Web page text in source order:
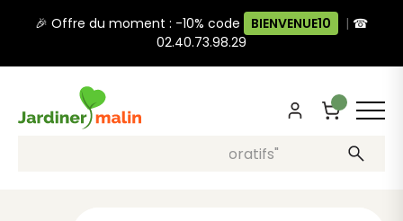
🎉 Offre du moment : -10% code BIENVENUE10 | ☎
02.40.73.98.29
Recherche, ex: "pots décoratifs"